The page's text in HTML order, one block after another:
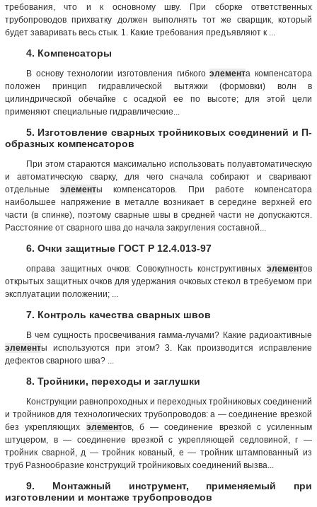
требования, что и к основному шву. При сборке ответственных
трубопроводов прихватку должен выполнять тот же сварщик, который
будет заваривать весь стык. 1. Какие требования предъявляют к ...
4. Компенсаторы
В основу технологии изготовления гибкогоэлемента компенсатора
положен принцип гидравлической вытяжки (формовки) волн в
цилиндрической обечайке с осадкой ее по высоте; для этой цели
применяют специальные гидравлические...
5. Изготовление сварных тройниковых соединений и П-
образных компенсаторов
При этом стараются максимально использовать полуавтоматическую
и автоматическую сварку, для чего сначала собирают и сваривают
отдельныеэлементы компенсаторов. При работе компенсатора
наибольшее напряжение в металле возникает в середине верхней его
части (в спинке), поэтому сварные швы в средней части не допускаются.
Расстояние от сварного шва до начала закругления составной...
6. Очки защитные ГОСТ Р 12.4.013-97
оправа защитных очков: Совокупность конструктивных элементов
открытых защитных очков для удержания очковых стекол в требуемом при
эксплуатации положении; ...
7. Контроль качества сварных швов
В чем сущность просвечивания гамма-лучами? Какие радиоактивные
элементы используются при этом? 3. Как производится исправление
дефектов сварного шва? ...
8. Тройники, переходы и заглушки
Конструкции равнопроходных и переходных тройниковых соединений
и тройников для технологических трубопроводов: а — соединение врезкой
без укрепляющих элементов, б — соединение врезкой с усиленным
штуцером, в — соединение врезкой с укрепляющей седловиной, г —
тройник сварной, д — тройник кованый, е — тройник штампованный из
труб Разнообразие конструкций тройниковых соединений вызва...
9. Монтажный инструмент, применяемый при
изготовлении и монтаже трубопроводов